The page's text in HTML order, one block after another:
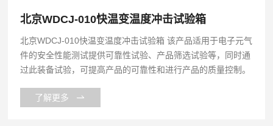
北京WDCJ-010快温变温度冲击试验箱
北京WDCJ-010快温变温度冲击试验箱 该产品适用于电子元气
件的安全性能测试提供可靠性试验、产品筛选试验等，同时通
过此装备试验，可提高产品的可靠性和进行产品的质量控制。
了解更多